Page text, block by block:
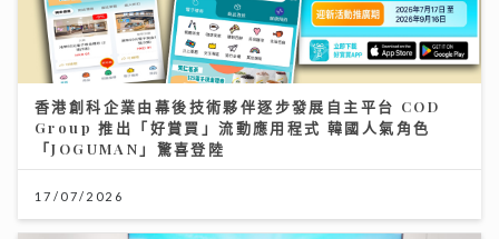
香港創科企業由幕後技術夥伴逐步發展自主平台 COD
Group 推出「好賞買」流動應用程式 韓國人氣角色
「JOGUMAN」驚喜登陸
17/07/2026